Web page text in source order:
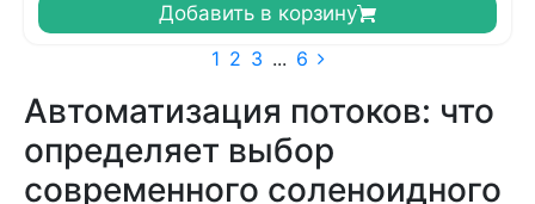
Добавить в корзину
1 2 3 ... 6
Автоматизация потоков: что
определяет выбор
современного соленоидного